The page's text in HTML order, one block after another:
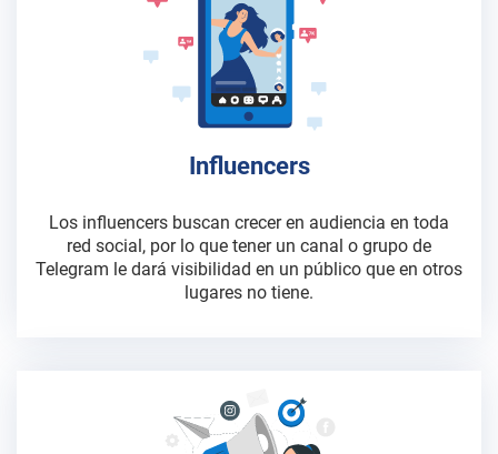
Influencers
Los influencers buscan crecer en audiencia en toda
red social, por lo que tener un canal o grupo de
Telegram le dará visibilidad en un público que en otros
lugares no tiene.